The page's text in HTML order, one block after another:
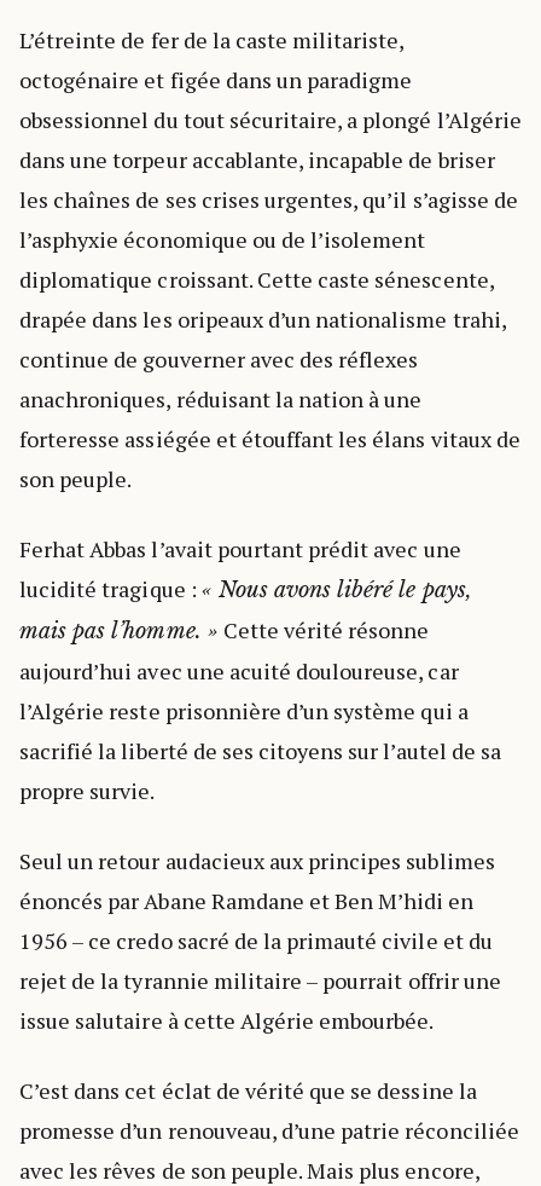
L’étreinte de fer de la caste militariste,
octogénaire et figée dans un paradigme
obsessionnel du tout sécuritaire, a plongé l’Algérie
dans une torpeur accablante, incapable de briser
les chaînes de ses crises urgentes, qu’il s’agisse de
l’asphyxie économique ou de l’isolement
diplomatique croissant. Cette caste sénescente,
drapée dans les oripeaux d’un nationalisme trahi,
continue de gouverner avec des réflexes
anachroniques, réduisant la nation à une
forteresse assiégée et étouffant les élans vitaux de
son peuple.
Ferhat Abbas l’avait pourtant prédit avec une
lucidité tragique : « Nous avons libéré le pays,
mais pas l’homme. » Cette vérité résonne
aujourd’hui avec une acuité douloureuse, car
l’Algérie reste prisonnière d’un système qui a
sacrifié la liberté de ses citoyens sur l’autel de sa
propre survie.
Seul un retour audacieux aux principes sublimes
énoncés par Abane Ramdane et Ben M’hidi en
1956 – ce credo sacré de la primauté civile et du
rejet de la tyrannie militaire – pourrait offrir une
issue salutaire à cette Algérie embourbée.
C’est dans cet éclat de vérité que se dessine la
promesse d’un renouveau, d’une patrie réconciliée
avec les rêves de son peuple. Mais plus encore,